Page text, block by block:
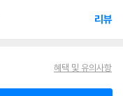
리뷰
혜택 및 유의사항